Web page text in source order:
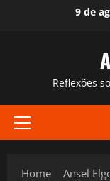
9 de
Reflexões
Primary
Home Ansel